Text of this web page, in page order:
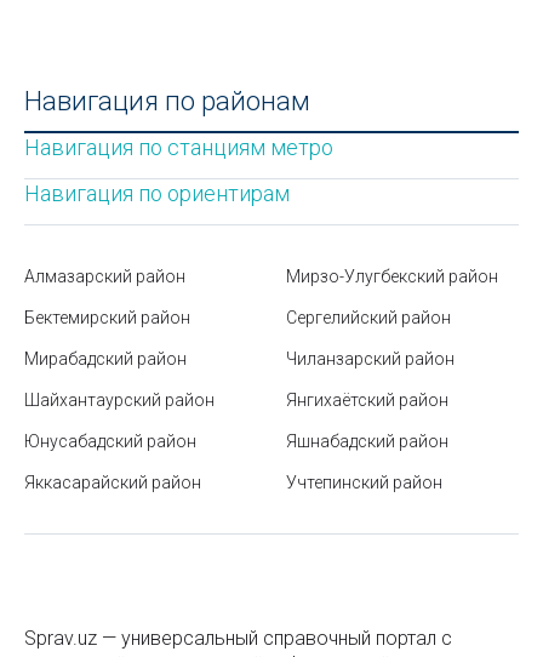
Успенский собор в Ташкенте
Солнечные панели - временный тренд или
будущее
Где и как можно проверить золотое изделие на
подлинность?
Станция метро Дустлик
Станция метро Узбекистанская
Ташкентский государственный театр музыкальной
комедии (Оперетты) в Ташкенте
Стоимость бензина в Узбекистане
Специи и пряности на все вкусы: правила
Навигация по районам
Навигация по станциям метро
Навигация по ориентирам
Алмазарский район
Бектемирский район
Мирабадский район
Мирзо-Улугбекский район
Сергелийский район
Чиланзарский район
Шайхантаурский район
Юнусабадский район
Яккасарайский район
Янгихаётский район
Яшнабадский район
Учтепинский район
Sprav.uz — универсальный справочный портал с